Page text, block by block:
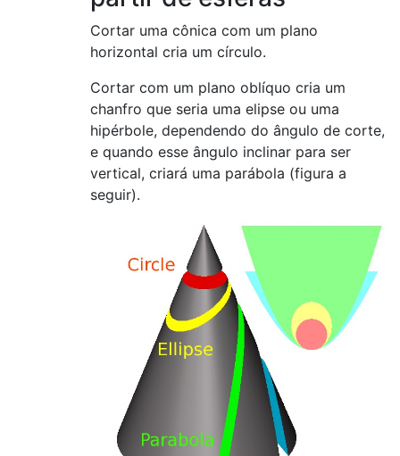
Cortar uma cônica com um plano
horizontal cria um círculo.
Cortar com um plano oblíquo cria um
chanfro que seria uma elipse ou uma
hipérbole, dependendo do ângulo de corte,
e quando esse ângulo inclinar para ser
vertical, criará uma parábola (figura a
seguir).